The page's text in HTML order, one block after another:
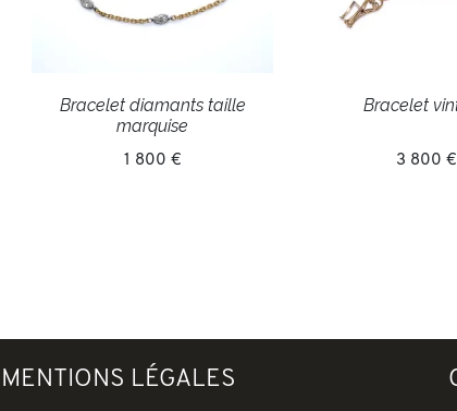
Bracelet diamants taille
marquise
1 800 €
Bracelet
3 800 €
MENTIONS LÉGALES